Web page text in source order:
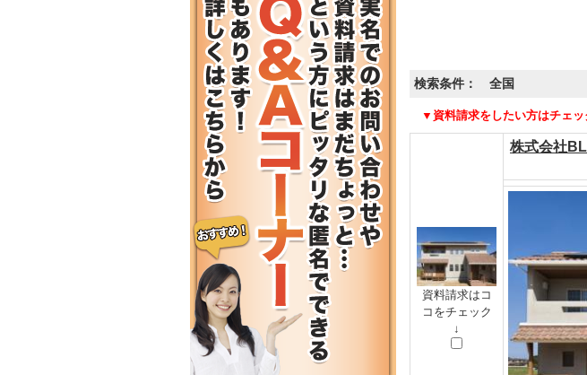
検索条件： 全国
▼資料請求をしたい方はチェッ
資料請求はコ
コをチェック
↓
株式会社